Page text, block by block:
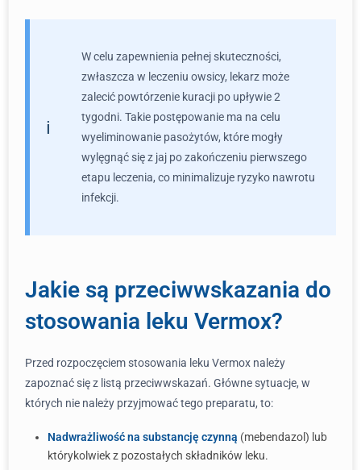
W celu zapewnienia pełnej skuteczności,
zwłaszcza w leczeniu owsicy, lekarz może
zalecić powtórzenie kuracji po upływie 2
tygodni. Takie postępowanie ma na celu
wyeliminowanie pasożytów, które mogły
wylęgnąć się z jaj po zakończeniu pierwszego
etapu leczenia, co minimalizuje ryzyko nawrotu
infekcji.
Jakie są przeciwwskazania do
stosowania leku Vermox?
Przed rozpoczęciem stosowania leku Vermox należy
zapoznać się z listą przeciwwskazań. Główne sytuacje, w
których nie należy przyjmować tego preparatu, to:
Nadwrażliwość na substancję czynną (mebendazol) lub
którykolwiek z pozostałych składników leku.